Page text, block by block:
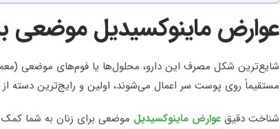
عوارض ماینوکسیدیل موضعی
مستقیماً روی پوست سر اعمال می‌شوند، اولین و رایج‌ترین
شناخت دقیق عوارض ماینوکسیدیل موضعی برای زنان به شما کمک